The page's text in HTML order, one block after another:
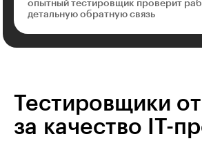
опытный тестировщик проверит
детальную обратную связь
Тестировщики
за качество IT-